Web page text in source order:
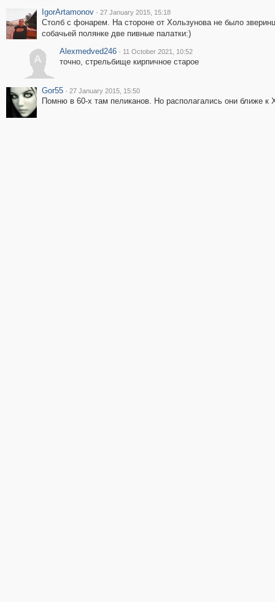
IgorArtamonov · 27 January 2015, 15:18
Столб с фонарем. На стороне от Хользунова не было
собачьей полянке две пивные палатки:)
A
Alexmedved246 · 11 October 2021, 10:52
точно, стрельбище кирпичное старое
Gor55 · 27 January 2015, 15:50
Помню в 60-х там пеликанов. Но располагались они ближе к